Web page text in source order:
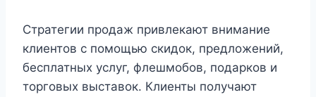
Стратегии продаж привлекают внимание
клиентов с помощью скидок, предложений,
бесплатных услуг, флешмобов, подарков и
торговых выставок. Клиенты получают